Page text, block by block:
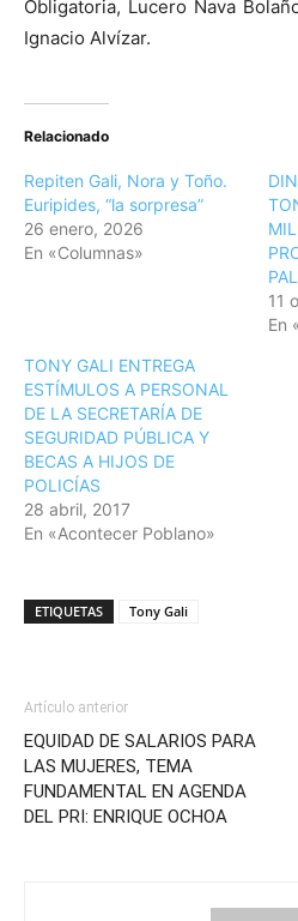
Obligatoria, Lucero Nava
Ignacio Alvízar.
Relacionado
Repiten Gali, Nora y Toño.
Euripides, “la sorpresa”
26 enero, 2026
En «Columnas»
11
En
TONY GALI ENTREGA
ESTÍMULOS A PERSONAL
DE LA SECRETARÍA DE
SEGURIDAD PÚBLICA Y
BECAS A HIJOS DE
POLICÍAS
28 abril, 2017
En «Acontecer Poblano»
ETIQUETAS Tony Gali
Artículo anterior
EQUIDAD DE SALARIOS PARA
LAS MUJERES, TEMA
FUNDAMENTAL EN AGENDA
DEL PRI: ENRIQUE OCHOA